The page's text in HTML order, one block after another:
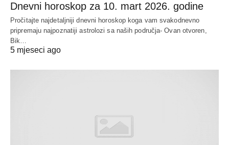
Dnevni horoskop za 10. mart 2026. godine
Pročitajte najdetaljniji dnevni horoskop koga vam svakodnevno
pripremaju najpoznatiji astrolozi sa naših područja- Ovan otvoren,
Bik…
5 mjeseci ago